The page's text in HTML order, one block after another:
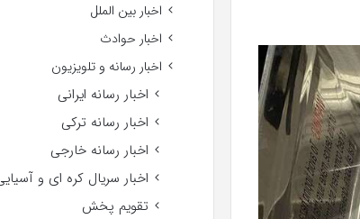
اخبار بین الملل
اخبار حوادث
اخبار رسانه و تلویزیون
اخبار رسانه ایرانی
اخبار رسانه ترکی
اخبار رسانه خارجی
اخبار سریال کره ای و
تقویم پخش